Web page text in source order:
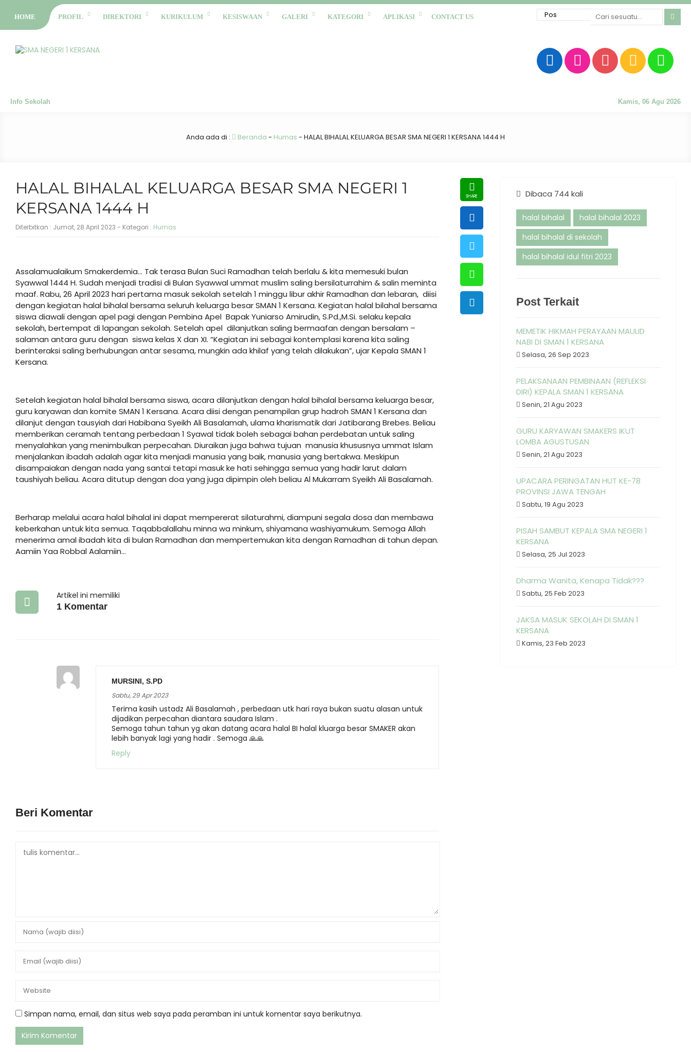
HOME PROFIL DIREKTORI KURIKULUM KESISWAAN GALERI KATEGORI APLIKASI CONTACT US
Info Sekolah Kamis, 06 Agu 2026
Anda ada di : Beranda - Humas - HALAL BIHALAL KELUARGA BESAR SMA NEGERI 1 KERSANA 1444 H
HALAL BIHALAL KELUARGA BESAR SMA NEGERI 1
KERSANA 1444 H
Diterbitkan : Jumat, 28 April 2023 - Kategori : Humas
Assalamualaikum Smakerdemia… Tak terasa Bulan Suci Ramadhan telah berlalu & kita memesuki bulan
Syawwal 1444 H. Sudah menjadi tradisi di Bulan Syawwal ummat muslim saling bersilaturrahim & salin meminta
maaf. Rabu, 26 April 2023 hari pertama masuk sekolah setelah 1 minggu libur akhir Ramadhan dan lebaran, diisi
dengan kegiatan halal bihalal bersama seluruh keluarga besar SMAN 1 Kersana. Kegiatan halal bilahal bersama
siswa diawali dengan apel pagi dengan Pembina Apel Bapak Yuniarso Amirudin, S.Pd.,M.Si. selaku kepala
sekolah, bertempat di lapangan sekolah. Setelah apel dilanjutkan saling bermaafan dengan bersalam –
salaman antara guru dengan siswa kelas X dan XI. “Kegiatan ini sebagai kontemplasi karena kita saling
berinteraksi saling berhubungan antar sesama, mungkin ada khilaf yang telah dilakukan”, ujar Kepala SMAN 1
Kersana.
Setelah kegiatan halal bihalal bersama siswa, acara dilanjutkan dengan halal bihalal bersama keluarga besar,
guru karyawan dan komite SMAN 1 Kersana. Acara diisi dengan penampilan grup hadroh SMAN 1 Kersana dan
dilanjut dengan tausyiah dari Habibana Syeikh Ali Basalamah, ulama kharismatik dari Jatibarang Brebes. Beliau
memberikan ceramah tentang perbedaan 1 Syawal tidak boleh sebagai bahan perdebatan untuk saling
menyalahkan yang menimbulkan perpecahan. Diuraikan juga bahwa tujuan manusia khususnya ummat Islam
menjalankan ibadah adalah agar kita menjadi manusia yang baik, manusia yang bertakwa. Meskipun
disampaiakan dengan nada yang santai tetapi masuk ke hati sehingga semua yang hadir larut dalam
taushiyah beliau. Acara ditutup dengan doa yang juga dipimpin oleh beliau Al Mukarram Syeikh Ali Basalamah.
Berharap melalui acara halal bihalal ini dapat mempererat silaturahmi, diampuni segala dosa dan membawa
keberkahan untuk kita semua. Taqabbalallahu minna wa minkum, shiyamana washiyamukum. Semoga Allah
menerima amal ibadah kita di bulan Ramadhan dan mempertemukan kita dengan Ramadhan di tahun depan.
Aamiin Yaa Robbal Aalamiin…
Artikel ini memiliki
1 Komentar
MURSINI, S.PD
Sabtu, 29 Apr 2023
Terima kasih ustadz Ali Basalamah , perbedaan utk hari raya bukan suatu alasan untuk
dijadikan perpecahan diantara saudara Islam .
Semoga tahun tahun yg akan datang acara halal BI halal kluarga besar SMAKER akan
lebih banyak lagi yang hadir . Semoga 🙏🙏
Reply
Beri Komentar
Simpan nama, email, dan situs web saya pada peramban ini untuk komentar saya berikutnya.
Dibaca 744 kali
halal bihalal
halal bihalal 2023
halal bihalal di sekolah
halal bihalal idul fitri 2023
Post Terkait
MEMETIK HIKMAH PERAYAAN MAULID
NABI DI SMAN 1 KERSANA
Selasa, 26 Sep 2023
PELAKSANAAN PEMBINAAN (REFLEKSI
DIRI) KEPALA SMAN 1 KERSANA
Senin, 21 Agu 2023
GURU KARYAWAN SMAKERS IKUT
LOMBA AGUSTUSAN
Senin, 21 Agu 2023
UPACARA PERINGATAN HUT KE-78
PROVINSI JAWA TENGAH
Sabtu, 19 Agu 2023
PISAH SAMBUT KEPALA SMA NEGERI 1
KERSANA
Selasa, 25 Jul 2023
Dharma Wanita, Kenapa Tidak???
Sabtu, 25 Feb 2023
JAKSA MASUK SEKOLAH DI SMAN 1
KERSANA
Kamis, 23 Feb 2023